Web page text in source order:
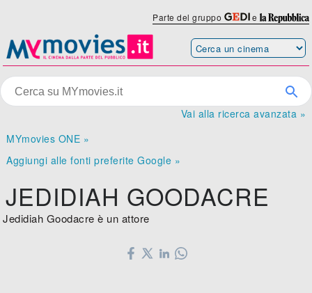
Parte del gruppo e
Vai alla ricerca avanzata »
MYmovies ONE »
Aggiungi alle fonti preferite Google »
JEDIDIAH GOODACRE
Jedidiah Goodacre è un attore